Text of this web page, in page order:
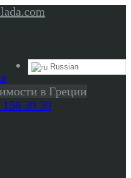
Russian
в Греции
156 39 39